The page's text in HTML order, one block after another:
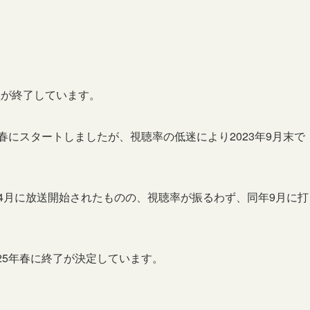
終了しています。
スタートしましたが、視聴率の低迷により2023年9月末で
に放送開始されたものの、視聴率が振るわず、同年9月に打
春に終了が決定しています。